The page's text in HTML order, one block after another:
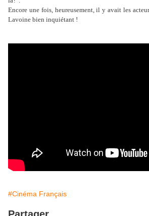
Encore une fois, heureusement, il y avait les
Lavoine bien inquiétant !
#Cinéma Français
Partager